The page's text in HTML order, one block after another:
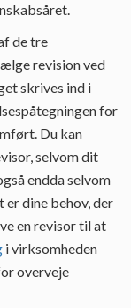
de tre
revision ved
skrives ind i
for
Du kan
selvom dit
endda selvom
er dine behov, der
en revisor til at
i virksomheden
overveje